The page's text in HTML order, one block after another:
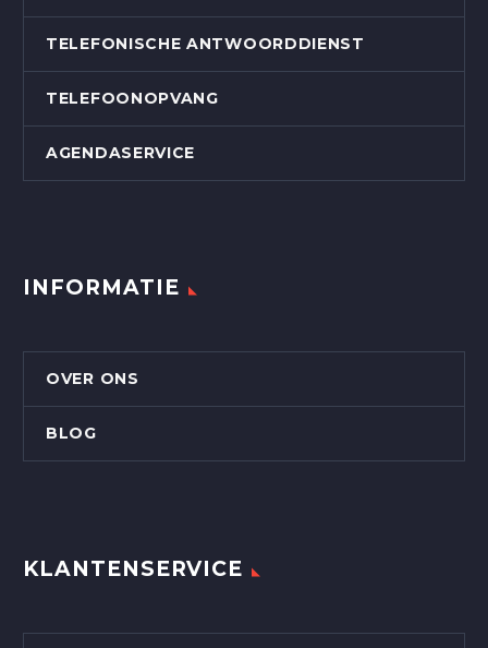
TELEFONISCHE ANTWOORDDIENST
TELEFOONOPVANG
AGENDASERVICE
INFORMATIE
OVER ONS
BLOG
KLANTENSERVICE